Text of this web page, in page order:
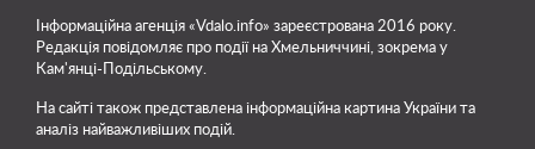
Інформаційна агенція «Vdalo.info» зареєстрована 2016 року.
Редакція повідомляє про події на Хмельниччині, зокрема у
Кам'янці-Подільському.
На сайті також представлена інформаційна картина України та
аналіз найважливіших подій.